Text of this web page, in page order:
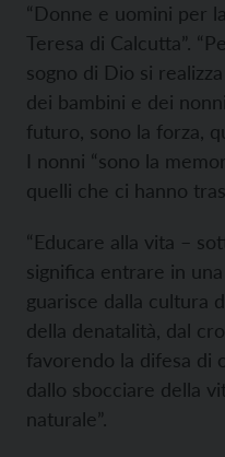
“Donne e uomini per
Teresa di Calcutta”.
sogno di Dio si
dei bambini e dei
futuro, sono la forza,
I nonni “sono la
quelli che ci hanno
“Educare alla vita –
significa entrare in
guarisce dalla cultura
della denatalità, dal
favorendo la difesa di
dallo sbocciare della
naturale”.